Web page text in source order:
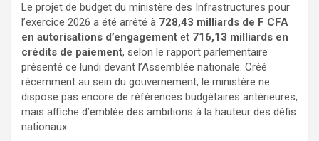
Le projet de budget du ministère des Infrastructures pour
l’exercice 2026 a été arrêté à 728,43 milliards de F CFA
en autorisations d’engagement et 716,13 milliards en
crédits de paiement, selon le rapport parlementaire
présenté ce lundi devant l’Assemblée nationale. Créé
récemment au sein du gouvernement, le ministère ne
dispose pas encore de références budgétaires antérieures,
mais affiche d’emblée des ambitions à la hauteur des défis
nationaux.